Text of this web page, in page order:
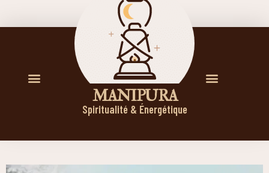
M A N I P U R A
Spiritualité & Énergétique